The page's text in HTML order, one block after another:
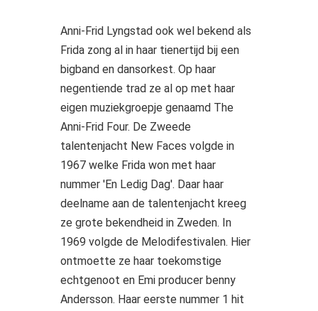
Anni-Frid Lyngstad ook wel bekend als
Frida zong al in haar tienertijd bij een
bigband en dansorkest. Op haar
negentiende trad ze al op met haar
eigen muziekgroepje genaamd The
Anni-Frid Four. De Zweede
talentenjacht New Faces volgde in
1967 welke Frida won met haar
nummer 'En Ledig Dag'. Daar haar
deelname aan de talentenjacht kreeg
ze grote bekendheid in Zweden. In
1969 volgde de Melodifestivalen. Hier
ontmoette ze haar toekomstige
echtgenoot en Emi producer benny
Andersson. Haar eerste nummer 1 hit